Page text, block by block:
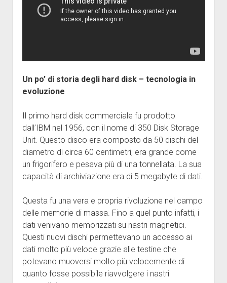
Un po’ di storia degli hard disk – tecnologia in
evoluzione
Il primo hard disk commerciale fu prodotto
dall’IBM nel 1956, con il nome di 350 Disk Storage
Unit. Questo disco era composto da 50 dischi del
diametro di circa 60 centimetri, era grande come
un frigorifero e pesava più di una tonnellata. La sua
capacità di archiviazione era di 5 megabyte di dati.
Questa fu una vera e propria rivoluzione nel campo
delle memorie di massa. Fino a quel punto infatti, i
dati venivano memorizzati su nastri magnetici.
Questi nuovi dischi permettevano un accesso ai
dati molto più veloce grazie alle testine che
potevano muoversi molto più velocemente di
quanto fosse possibile riavvolgere i nastri